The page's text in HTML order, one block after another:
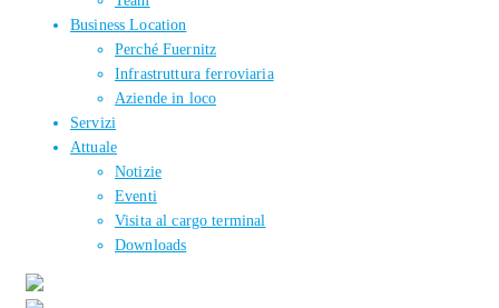
Business Location
Perché Fuernitz
Infrastruttura ferroviaria
Aziende in loco
Servizi
Attuale
Notizie
Eventi
Visita al cargo terminal
Downloads